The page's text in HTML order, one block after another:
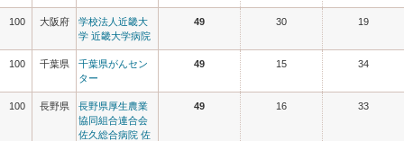
100 大阪府
学校法人近畿大
学 近畿大学病院
49 30 19
100 千葉県
千葉県がんセン
ター
49 15 34
100 長野県
長野県厚生農業
協同組合連合会
佐久総合病院 佐
49 16 33